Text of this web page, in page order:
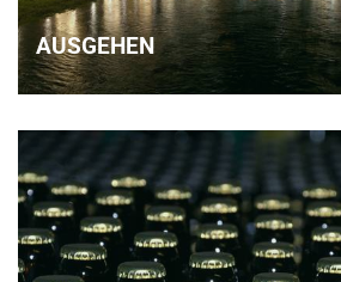
AUSGEHEN